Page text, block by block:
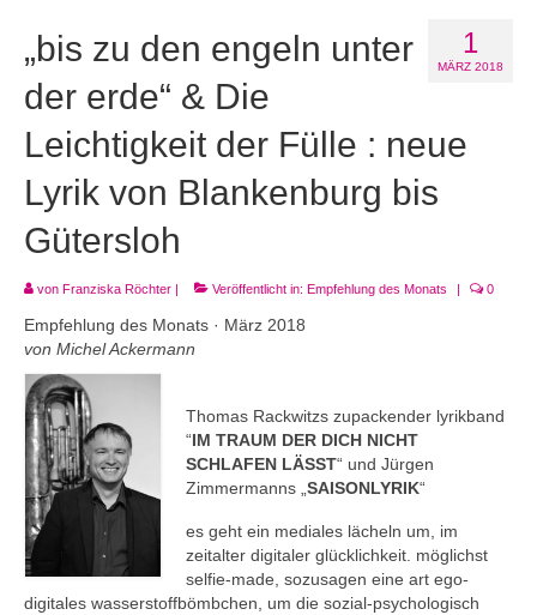
Einkaufsladen
Empfehlung des Monats
Videos
Veranstaltungen
Andenken
Neuerscheinungen von Mitgliedern
Ausschreibungen
Leipziger Lyrikbibliothek
Lyrikschaufenster im Literaturhaus Leipzig
Mitglied werden
1
MÄRZ 2018
„bis zu den engeln unter
der erde“ & Die
Leichtigkeit der Fülle : neue
Lyrik von Blankenburg bis
Gütersloh
von Franziska Röchter | Veröffentlicht in: Empfehlung des Monats | 0
Empfehlung des Monats · März 2018
von Michel Ackermann
Thomas Rackwitzs zupackender lyrikband
“IM TRAUM DER DICH NICHT
SCHLAFEN LÄSST“ und Jürgen
Zimmermanns „ SAISONLYRIK“
es geht ein mediales lächeln um, im
zeitalter digitaler glücklichkeit. möglichst
selfie-made, sozusagen eine art ego-
digitales wasserstoffbömbchen, um die sozial-psychologisch